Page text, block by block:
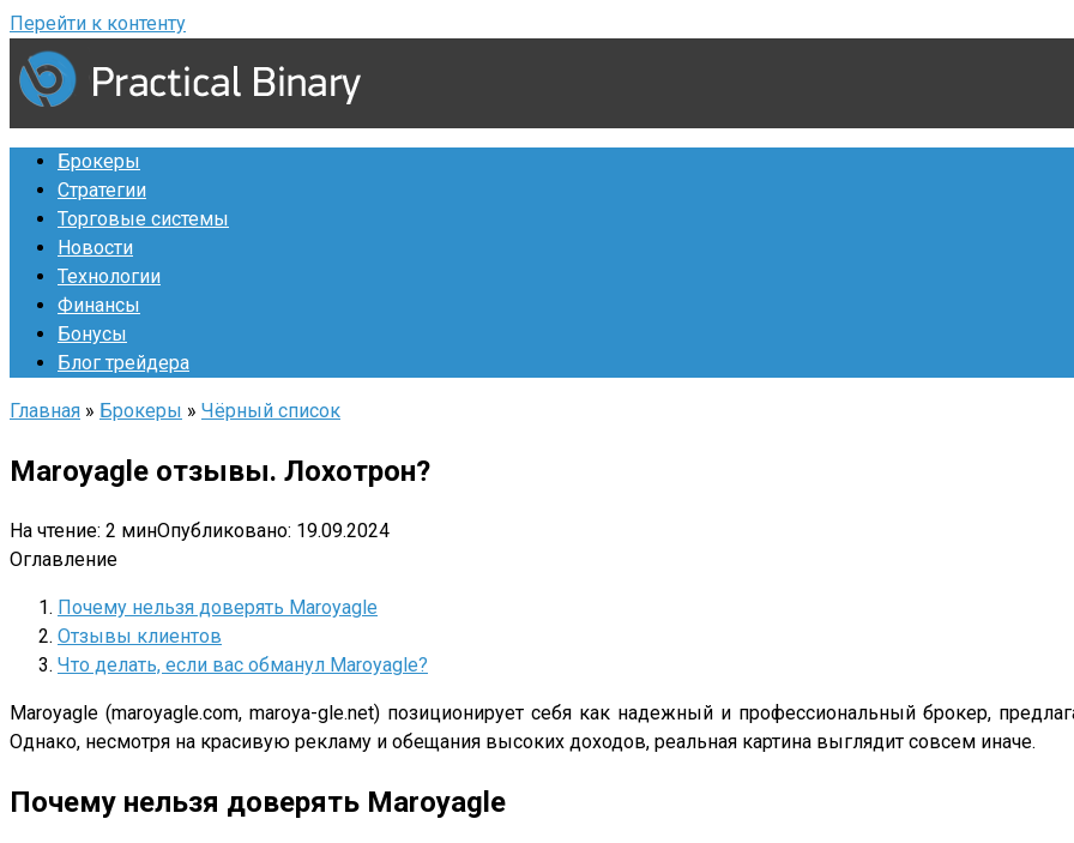
Перейти к контенту
Брокеры
Стратегии
Торговые системы
Новости
Технологии
Финансы
Бонусы
Блог трейдера
Главная » Брокеры » Чёрный список
Maroyagle отзывы. Лохотрон?
На чтение: 2 минОпубликовано: 19.09.2024
Оглавление
Почему нельзя доверять Maroyagle
Отзывы клиентов
Что делать, если вас обманул Maroyagle?
Maroyagle (maroyagle.com, maroya-gle.net) позиционирует себя как надежный и профессиональный брокер,
Однако, несмотря на красивую рекламу и обещания высоких доходов, реальная картина выглядит совсем иначе.
Почему нельзя доверять Maroyagle